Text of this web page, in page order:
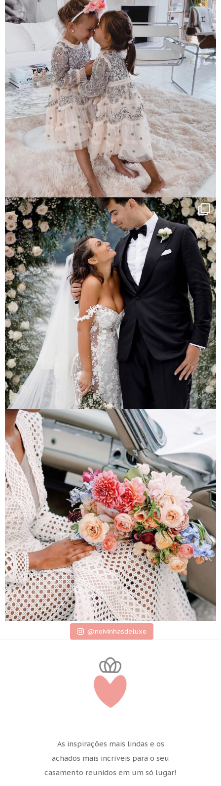
@noivinhasdeluxo
As inspirações mais lindas e os
achados mais incríveis para o seu
casamento reunidos em um só lugar!